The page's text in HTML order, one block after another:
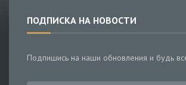
ПОДПИСКА НА НОВОСТИ
Подпишись на наши обновления и будь